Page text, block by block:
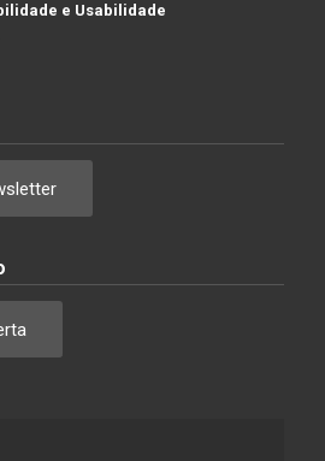
e Usabilidade